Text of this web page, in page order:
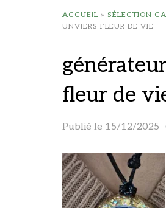
ACCUEIL » SÉLECTION
UNVIERS FLEUR DE VIE
fleur de
Publié le 15/12/2025